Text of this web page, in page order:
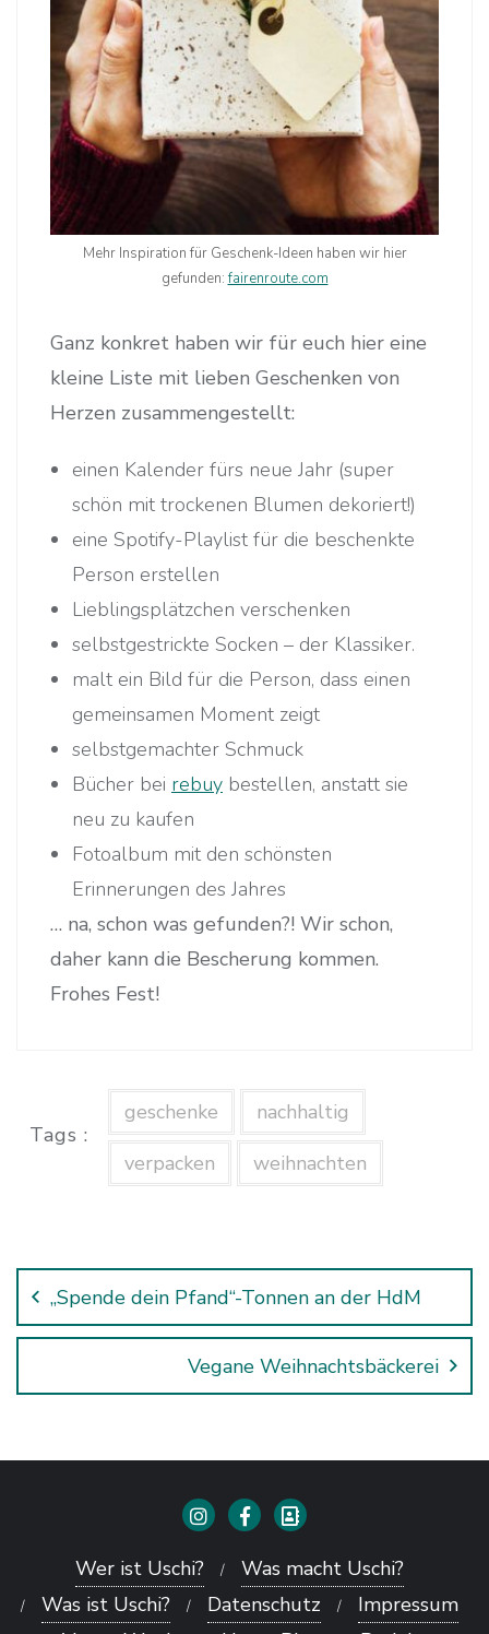
Mehr Inspiration für Geschenk-Ideen haben wir hier
gefunden: fairenroute.com
Ganz konkret haben wir für euch hier eine
kleine Liste mit lieben Geschenken von
Herzen zusammengestellt:
einen Kalender fürs neue Jahr (super
schön mit trockenen Blumen dekoriert!)
eine Spotify-Playlist für die beschenkte
Person erstellen
Lieblingsplätzchen verschenken
selbstgestrickte Socken – der Klassiker.
malt ein Bild für die Person, dass einen
gemeinsamen Moment zeigt
selbstgemachter Schmuck
Bücher bei rebuy bestellen, anstatt sie
neu zu kaufen
Fotoalbum mit den schönsten
Erinnerungen des Jahres
… na, schon was gefunden?! Wir schon,
daher kann die Bescherung kommen.
Frohes Fest!
Tags :
geschenke
nachhaltig
verpacken
weihnachten
„Spende dein Pfand“-Tonnen an der HdM
Vegane Weihnachtsbäckerei
Wer ist Uschi?
Was macht Uschi?
Was ist Uschi?
Datenschutz
Impressum